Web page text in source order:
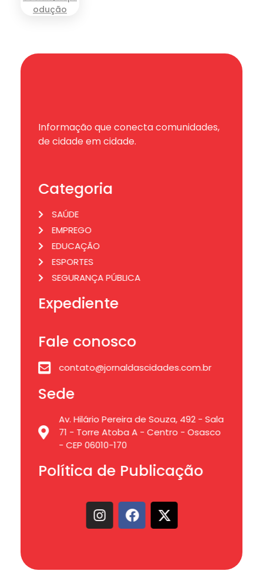
Informação que conecta comunidades,
de cidade em cidade.
Categoria
SAÚDE
EMPREGO
EDUCAÇÃO
ESPORTES
SEGURANÇA PÚBLICA
Expediente
Fale conosco
contato@jornaldascidades.com.br
Sede
Av. Hilário Pereira de Souza, 492 - Sala
71 - Torre Atoba A - Centro - Osasco
- CEP 06010-170
Política de Publicação